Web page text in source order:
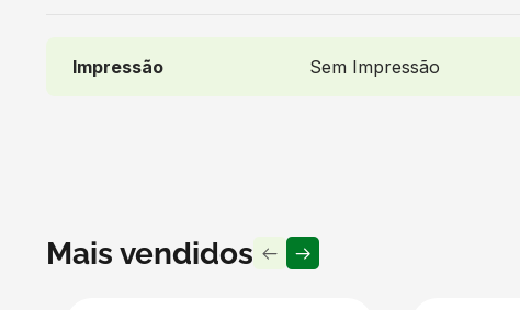
Uso indicado
Impressão Sem Impressão
Mais vendidos